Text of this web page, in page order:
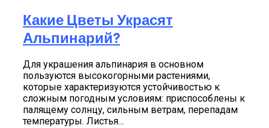
Какие Цветы Украсят
Альпинарий?
Для украшения альпинария в основном
пользуются высокогорными растениями,
которые характеризуются устойчивостью к
сложным погодным условиям: приспособлены к
палящему солнцу, сильным ветрам, перепадам
температуры. Листья...